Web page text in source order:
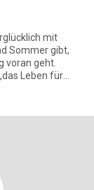
mit
Sommer gibt,
voran geht.
Leben für